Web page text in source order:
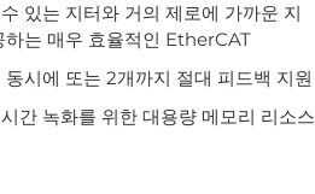
있는 지터와 거의 제로에 가까운 지
하는 매우 효율적인 EtherCAT
시에 또는 2개까지 절대 피드백 지원
간 녹화를 위한 대용량 메모리 리소스